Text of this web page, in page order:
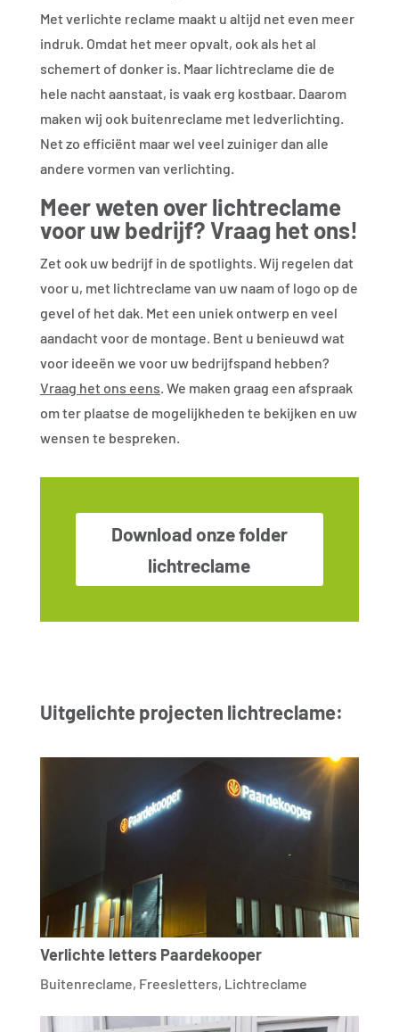
Met verlichte reclame maakt u altijd net even meer
indruk. Omdat het meer opvalt, ook als het al
schemert of donker is. Maar lichtreclame die de
hele nacht aanstaat, is vaak erg kostbaar. Daarom
maken wij ook buitenreclame met ledverlichting.
Net zo efficiënt maar wel veel zuiniger dan alle
andere vormen van verlichting.
Meer weten over lichtreclame
voor uw bedrijf? Vraag het ons!
Zet ook uw bedrijf in de spotlights. Wij regelen dat
voor u, met lichtreclame van uw naam of logo op de
gevel of het dak. Met een uniek ontwerp en veel
aandacht voor de montage. Bent u benieuwd wat
voor ideeën we voor uw bedrijfspand hebben?
Vraag het ons eens . We maken graag een afspraak
om ter plaatse de mogelijkheden te bekijken en uw
wensen te bespreken.
Download onze folder
lichtreclame
Uitgelichte projecten lichtreclame:
Verlichte letters Paardekooper
Buitenreclame, Freesletters, Lichtreclame